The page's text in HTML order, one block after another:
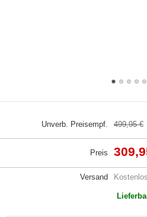
Unverb. Preisempf. 499,95 €
Preis
Versand